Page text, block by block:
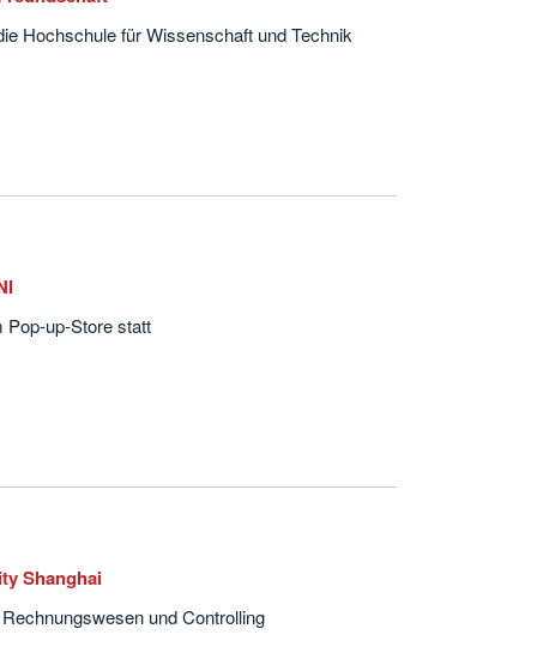
Hochschule für Wissenschaft und Technik
Pop-up-Store statt
Shanghai
und Controlling